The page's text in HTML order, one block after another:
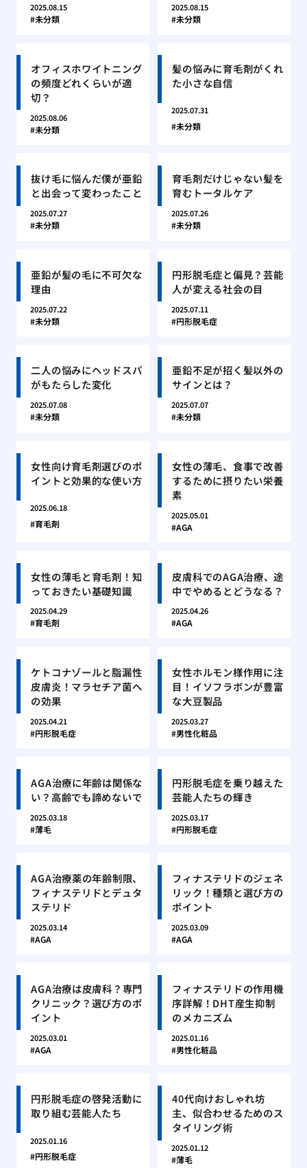
2025.08.15
未分類
2025.08.15
未分類
オフィスホワイトニング
の頻度どれくらいが適
切？
2025.08.06
未分類
髪の悩みに育毛剤がくれ
た小さな自信
2025.07.31
未分類
抜け毛に悩んだ僕が亜鉛
と出会って変わったこと
2025.07.27
未分類
育毛剤だけじゃない髪を
育むトータルケア
2025.07.26
未分類
亜鉛が髪の毛に不可欠な
理由
2025.07.22
未分類
円形脱毛症と偏見？芸能
人が変える社会の目
2025.07.11
円形脱毛症
二人の悩みにヘッドスパ
がもたらした変化
2025.07.08
未分類
亜鉛不足が招く髪以外の
サインとは？
2025.07.07
未分類
女性向け育毛剤選びのポ
イントと効果的な使い方
2025.06.18
育毛剤
女性の薄毛、食事で改善
するために摂りたい栄養
素
2025.05.01
AGA
女性の薄毛と育毛剤！知
っておきたい基礎知識
2025.04.29
育毛剤
皮膚科でのAGA治療、途
中でやめるとどうなる？
2025.04.26
AGA
ケトコナゾールと脂漏性
皮膚炎！マラセチア菌へ
の効果
2025.04.21
円形脱毛症
女性ホルモン様作用に注
目！イソフラボンが豊富
な大豆製品
2025.03.27
男性化粧品
AGA治療に年齢は関係な
い？高齢でも諦めないで
2025.03.18
薄毛
円形脱毛症を乗り越えた
芸能人たちの輝き
2025.03.17
円形脱毛症
AGA治療薬の年齢制限、
フィナステリドとデュタ
ステリド
2025.03.14
AGA
フィナステリドのジェネ
リック！種類と選び方の
ポイント
2025.03.09
AGA
AGA治療は皮膚科？専門
クリニック？選び方のポ
イント
2025.03.01
AGA
フィナステリドの作用機
序詳解！DHT産生抑制
のメカニズム
2025.01.16
男性化粧品
円形脱毛症の啓発活動に
取り組む芸能人たち
2025.01.16
円形脱毛症
40代向けおしゃれ坊
主、似合わせるためのス
タイリング術
2025.01.12
薄毛